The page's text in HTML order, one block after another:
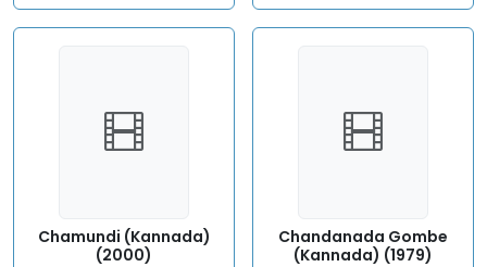
Chamundi (Kannada)
(2000)
Chandanada Gombe
(Kannada) (1979)